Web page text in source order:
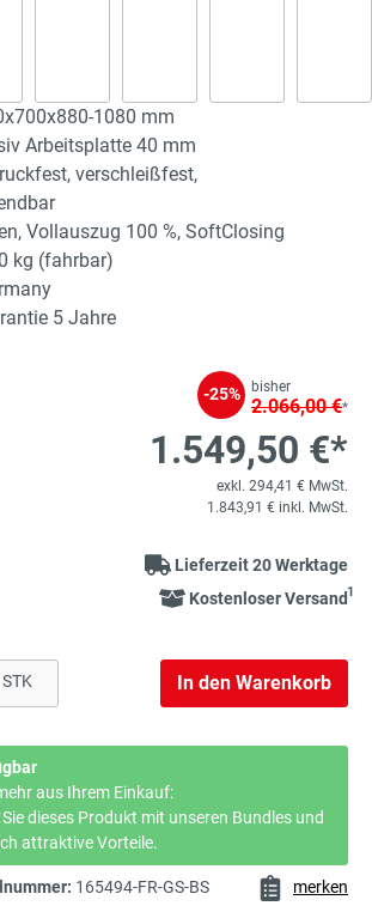
1080 mm
Arbeitsplatte 40 mm
verschleißfest,
Vollauszug 100 %, SoftClosing
kg (fahrbar)
5 Jahre
-25% bisher
2.066,00 €*
1.549,50 €*
exkl. 294,41 € MwSt.
1.843,91 € inkl. MwSt.
Lieferzeit 20 Werktage
Kostenloser Versand1
Gib den gewünschten
STK In den Warenkorb
aus Ihrem Einkauf:
dieses Produkt mit unseren Bundles und
attraktive Vorteile.
165494-FR-GS-BS merken